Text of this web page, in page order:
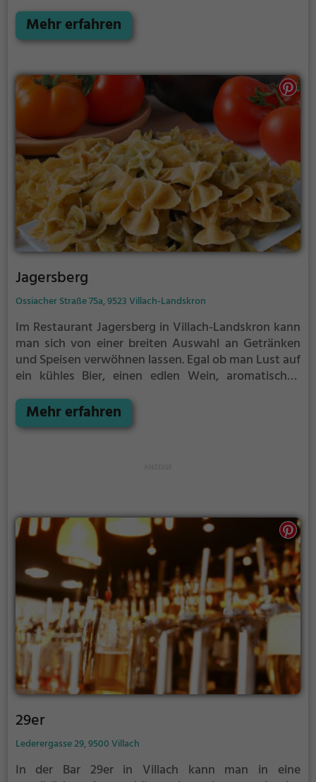
Vegetarier kommen hier auf ihre Kosten. Wer gerne
ausgiebig frühstückt, ist hier ebenfalls an der
Küche und erlebe kulinarische Höhepunkte in urigem
Ambiente.
Mehr erfahren
Jagersberg
Ossiacher Straße 75a, 9523 Villach-Landskron
Im Restaurant Jagersberg in Villach-Landskron kann
man sich von einer breiten Auswahl an Getränken
und Speisen verwöhnen lassen. Egal ob man Lust auf
ein kühles Bier, einen edlen Wein, aromatischen
italienische Köstlichkeiten, gesunde Biogerichte,
erfrischende Cocktails, Halal-Speisen oder
jeder Besuch zu einem kulinarischen Erlebnis.
Mehr erfahren
29er
Lederergasse 29, 9500 Villach
In der Bar 29er in Villach kann man in eine